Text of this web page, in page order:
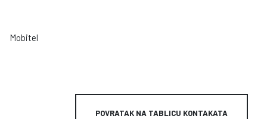
Mobitel
POVRATAK NA TABLICU KONTAKATA